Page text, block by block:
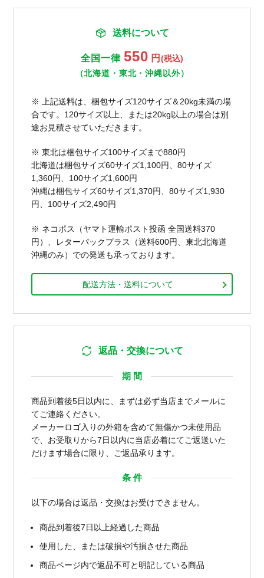
送料について
全国一律 550 円 (税込)
（北海道・東北・沖縄以外）
※ 上記送料は、梱包サイズ120サイズ＆20kg未満の場
合です。120サイズ以上、または20kg以上の場合は別
途お見積させていただきます。
※ 東北は梱包サイズ100サイズまで880円
北海道は梱包サイズ60サイズ1,100円、80サイズ
1,360円、100サイズ1,600円
沖縄は梱包サイズ60サイズ1,370円、80サイズ1,930
円、100サイズ2,490円
※ ネコポス（ヤマト運輸ポスト投函 全国送料370
円）、レターパックプラス（送料600円、東北北海道
沖縄のみ）での発送も承っております。
配送方法・送料について
返品・交換について
期 間
商品到着後5日以内に、まずは必ず当店までメールに
てご連絡ください。
メーカーロゴ入りの外箱を含めて無傷かつ未使用品
で、お受取りから7日以内に当店必着にてご返送いた
だけます場合に限り、ご返品承ります。
条 件
以下の場合は返品・交換はお受けできません。
商品到着後7日以上経過した商品
使用した、または破損や汚損させた商品
商品ページ内で返品不可と明記している商品